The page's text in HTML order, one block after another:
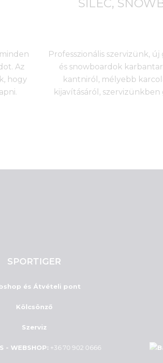
Az
hogy
SÍLÉC,
Professzionális szervizünk,
és snowboardok
kantniról, mélyebb
kijavításáról,
SPORTIGER
és Átvételi pont
Kölcsönző
Szerviz
- WEBSHOP: +36 70 902 0666